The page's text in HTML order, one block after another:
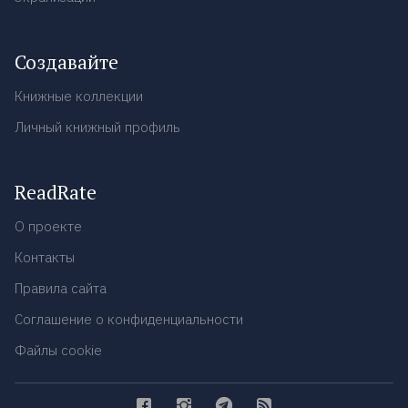
Создавайте
Книжные коллекции
Личный книжный профиль
ReadRate
О проекте
Контакты
Правила сайта
Соглашение о конфиденциальности
Файлы cookie